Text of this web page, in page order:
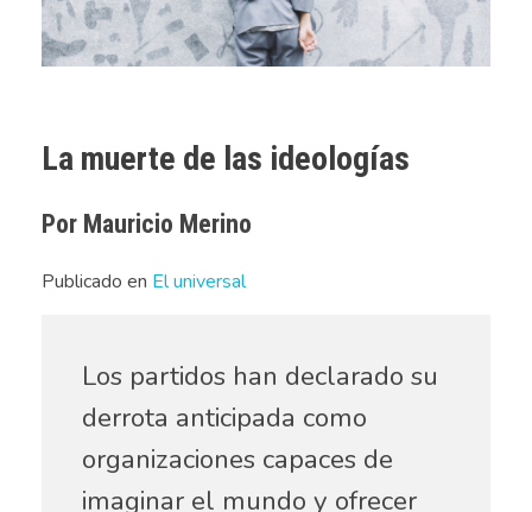
La muerte de las ideologías
Por Mauricio Merino
Publicado en El universal
Los partidos han declarado su
derrota anticipada como
organizaciones capaces de
imaginar el mundo y ofrecer